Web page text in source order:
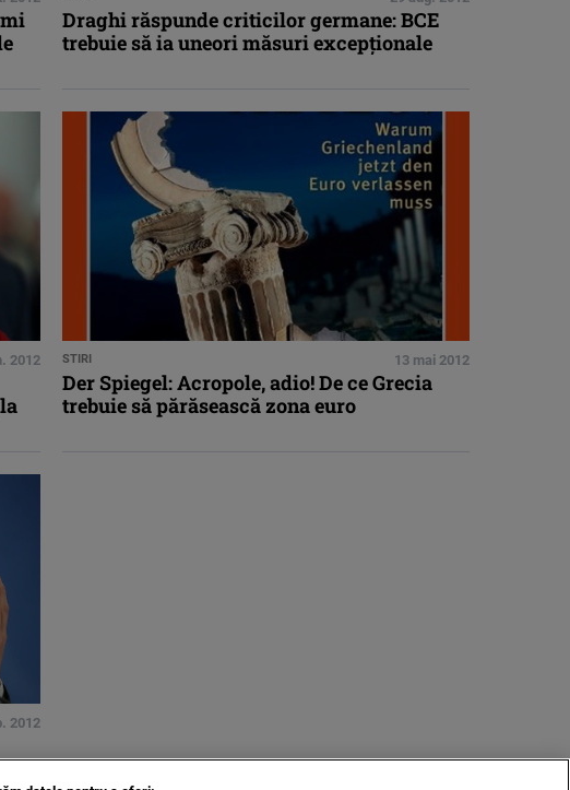
Draghi răspunde criticilor germane: BCE
trebuie să ia uneori măsuri excepţionale
2012 STIRI 13 mai 2012
Der Spiegel: Acropole, adio! De ce Grecia
trebuie să părăsească zona euro
2012